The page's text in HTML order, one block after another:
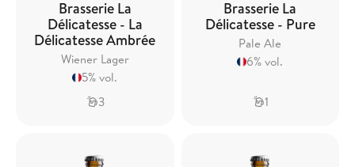
Brasserie La
Délicatesse - La
Délicatesse Ambrée
Wiener Lager
5% vol.
3
Brasserie La
Délicatesse - Pure
Pale Ale
6% vol.
1